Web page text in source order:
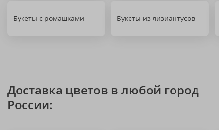
Букеты с ромашками Букеты из лизиантусов
Доставка цветов в любой город
России: